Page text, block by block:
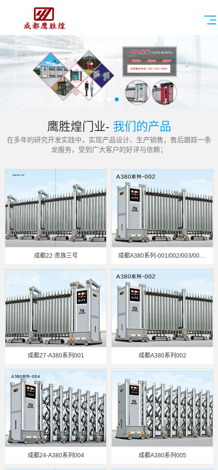
鹰胜煌门业- 我们的产品
在多年的研究开发实践中，实现产品设计、生产销售，售后跟踪一条
龙服务，受到广大客户的好评与信赖；
成都22-贵族三号 成都A380系列-001/002/003/004/005
成都27-A380系列001 成都A380系列002
成都24-A380系列004 成都A380系列005